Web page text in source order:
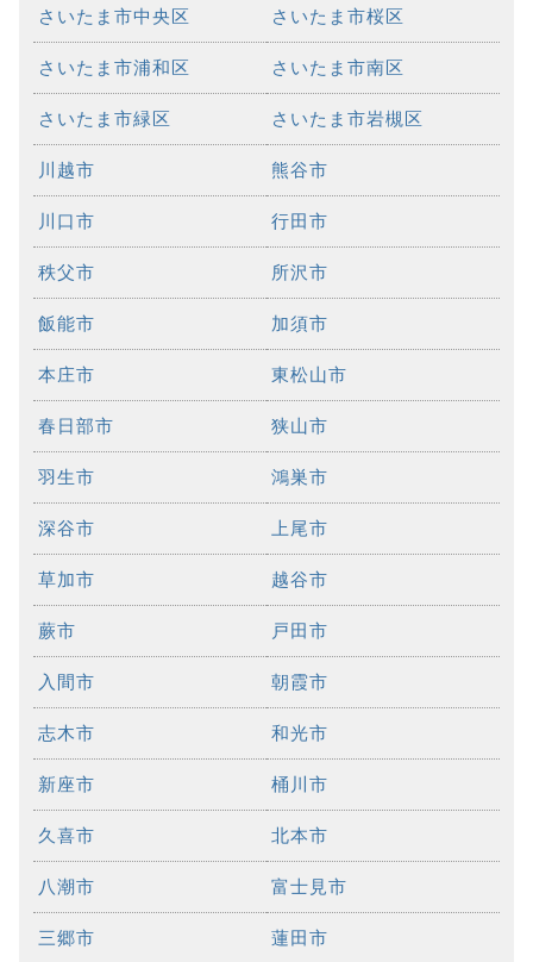
さいたま市中央区 さいたま市桜区
さいたま市浦和区 さいたま市南区
さいたま市緑区 さいたま市岩槻区
川越市 熊谷市
川口市 行田市
秩父市 所沢市
飯能市 加須市
本庄市 東松山市
春日部市 狭山市
羽生市 鴻巣市
深谷市 上尾市
草加市 越谷市
蕨市 戸田市
入間市 朝霞市
志木市 和光市
新座市 桶川市
久喜市 北本市
八潮市 富士見市
三郷市 蓮田市